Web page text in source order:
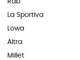
Rab
La Sportiva
Lowa
Altra
Millet